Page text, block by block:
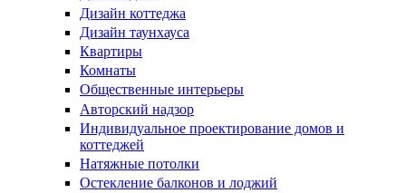
Дизайн коттеджа
Дизайн таунхауса
Квартиры
Комнаты
Общественные интерьеры
Авторский надзор
Индивидуальное проектирование домов и
коттеджей
Натяжные потолки
Остекление балконов и лоджий